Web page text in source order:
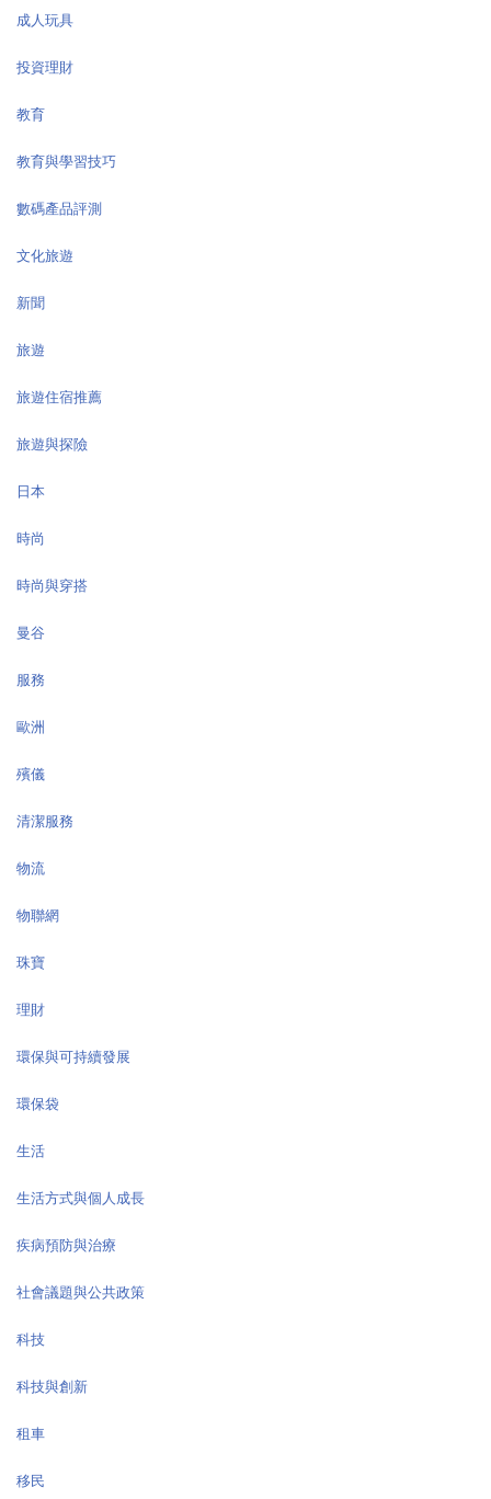
成人玩具
投資理財
教育
教育與學習技巧
數碼產品評測
文化旅遊
新聞
旅遊
旅遊住宿推薦
旅遊與探險
日本
時尚
時尚與穿搭
曼谷
服務
歐洲
殯儀
清潔服務
物流
物聯網
珠寶
理財
環保與可持續發展
環保袋
生活
生活方式與個人成長
疾病預防與治療
社會議題與公共政策
科技
科技與創新
租車
移民